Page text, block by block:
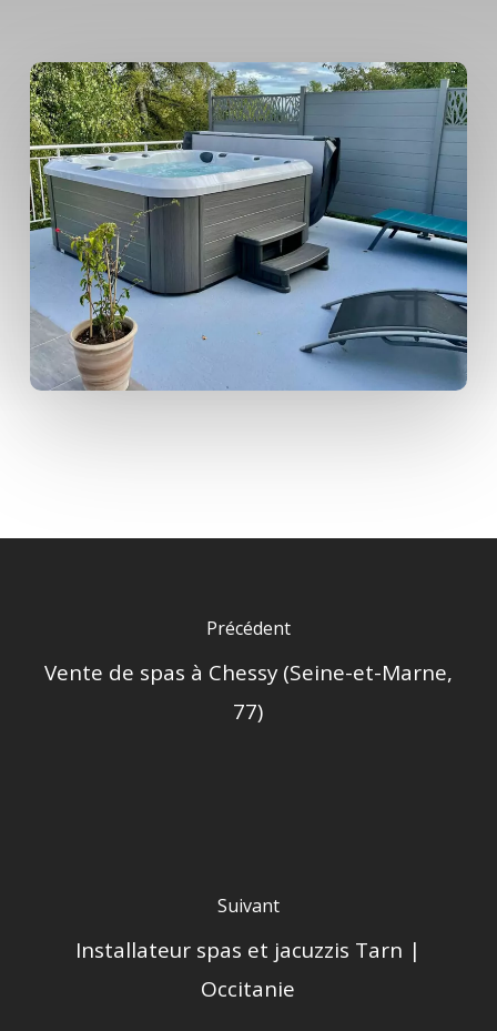
Précédent
Vente de spas à Chessy (Seine-et-Marne,
77)
Suivant
Installateur spas et jacuzzis Tarn |
Occitanie